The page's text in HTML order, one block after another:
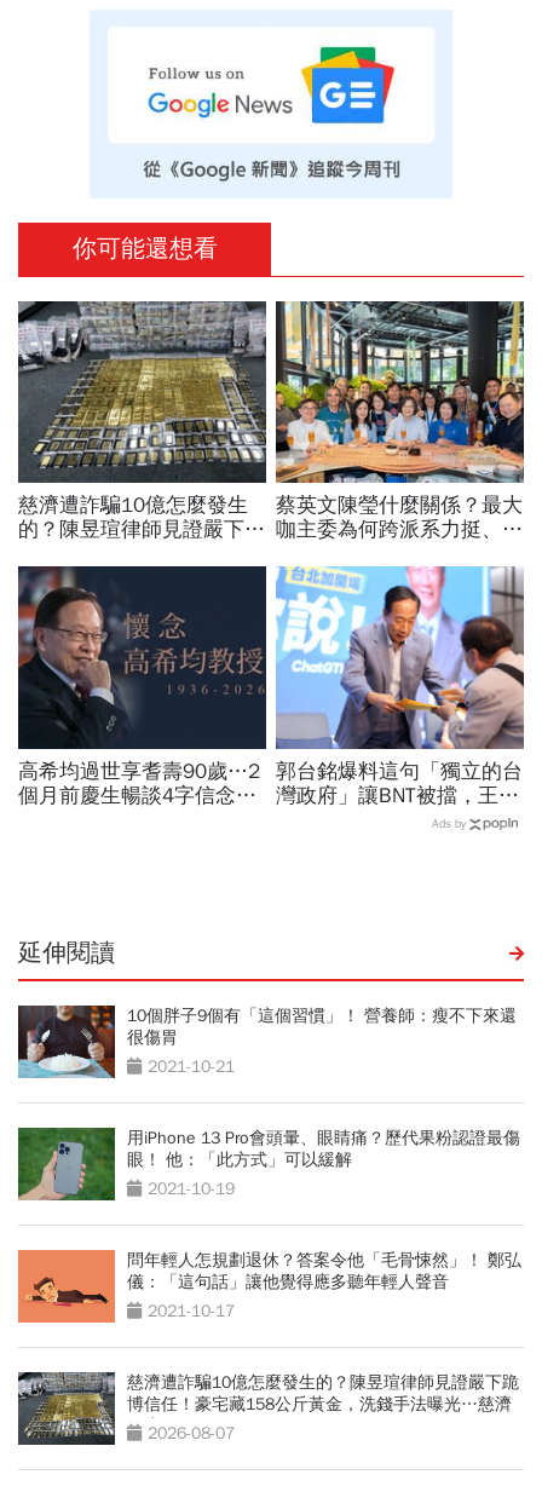
你可能還想看
慈濟遭詐騙10億怎麼發生
的？陳昱瑄律師見證嚴下跪
金，洗錢手法曝光…慈濟回
應了
蔡英文陳瑩什麼關係？最大
咖主委為何跨派系力挺、連
藏政壇合作內幕？
高希均過世享耆壽90歲…2
個月前慶生暢談4字信念，
郭台銘爆料這句「獨立的台
灣政府」讓BNT被擋，王必
勝秀證據：BNT大股東給郭
Ads by
延伸閱讀
10個胖子9個有「這個習慣」！ 營養師：瘦不下來還
很傷胃
2021-10-21
用iPhone 13 Pro會頭暈、眼睛痛？歷代果粉認證最傷
眼！ 他：「此方式」可以緩解
2021-10-19
問年輕人怎規劃退休？答案令他「毛骨悚然」！ 鄭弘
儀：「這句話」讓他覺得應多聽年輕人聲音
2021-10-17
慈濟遭詐騙10億怎麼發生的？陳昱瑄律師見證嚴下跪
博信任！豪宅藏158公斤黃金，洗錢手法曝光…慈濟
回應了
2026-08-07